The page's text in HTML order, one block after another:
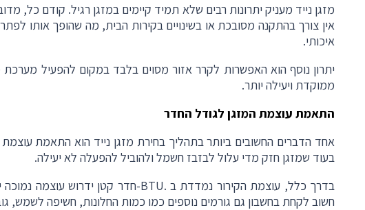
מזגן נייד מעניק יתרונות רבים שלא תמיד קיימים במזגן רגיל. קודם כל,
אין צורך בהתקנה מסובכת או בשינויים בקירות הבית, מה שהופך אותו
איכותי.
יתרון נוסף הוא האפשרות לקרר אזור מסוים בלבד במקום להפעיל
ממוקדת ויעילה יותר.
התאמת עוצמת המזגן לגודל החדר
אחד הדברים החשובים ביותר בתהליך בחירת מזגן נייד הוא התאמת
בעוד שמזגן חזק מדי עלול לבזבז חשמל ולהוביל להפעלה לא יעילה.
בדרך כלל, עוצמת הקירור נמדדת ב-BTU.חדר קטן ידרוש עוצמה נמוכה
חשוב לקחת בחשבון גם גורמים נוספים כמו כמות החלונות, חשיפה לשמש,